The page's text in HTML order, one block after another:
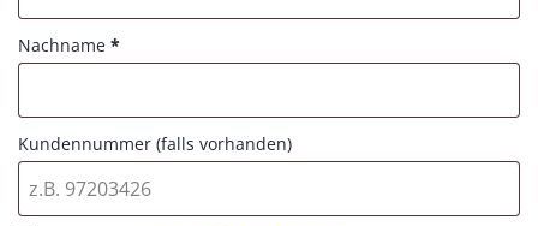
Nachname *
Kundennummer (falls vorhanden)